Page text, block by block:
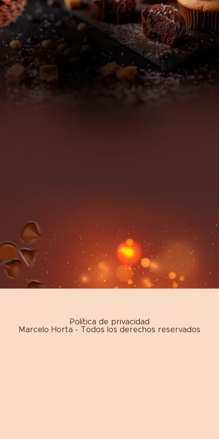
Política de privacidad
Marcelo Horta - Todos los derechos reservados